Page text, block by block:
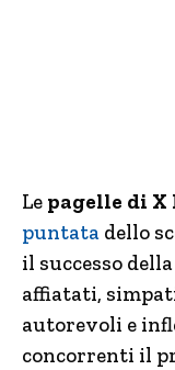
Le pagelle di X
puntata dello
il successo
affiatati,
autorevoli e
concorrenti il